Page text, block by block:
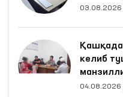
03.08.2026
келиб
04.08.2026